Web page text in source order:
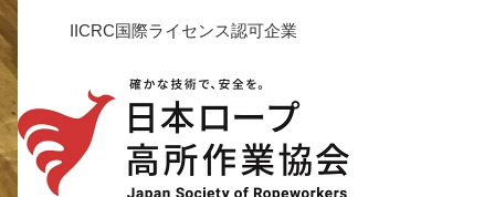
IICRC国際ライセンス認可企業